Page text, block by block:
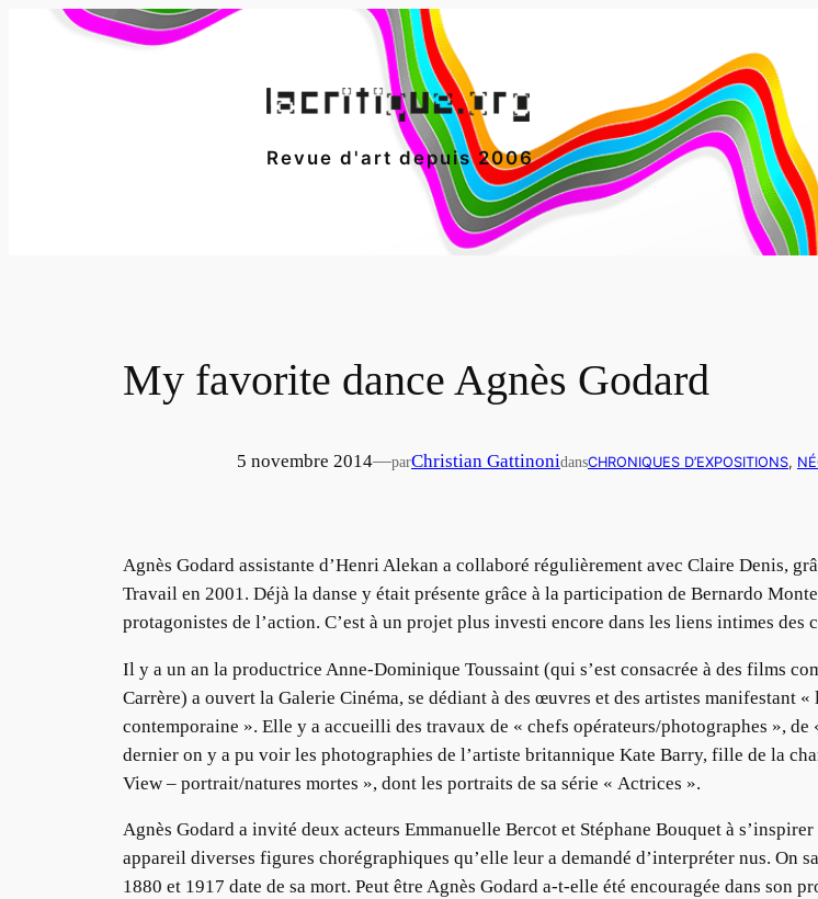
Revue d'art depuis 2006
My favorite dance Agnès Godard
5 novembre 2014—parChristian GattinonidansCHRONIQUES D’EXPOSITIONS,
Agnès Godard assistante d’Henri Alekan a collaboré régulièrement avec Claire Denis,
Travail en 2001. Déjà la danse y était présente grâce à la participation de Bernardo
protagonistes de l’action. C’est à un projet plus investi encore dans les liens intimes des
Il y a un an la productrice Anne-Dominique Toussaint (qui s’est consacrée à des films
Carrère) a ouvert la Galerie Cinéma, se dédiant à des œuvres et des artistes manifestant
contemporaine ». Elle y a accueilli des travaux de « chefs opérateurs/photographes », de
dernier on y a pu voir les photographies de l’artiste britannique Kate Barry, fille de la
View – portrait/natures mortes », dont les portraits de sa série « Actrices ».
Agnès Godard a invité deux acteurs Emmanuelle Bercot et Stéphane Bouquet à
appareil diverses figures chorégraphiques qu’elle leur a demandé d’interpréter nus. On
1880 et 1917 date de sa mort. Peut être Agnès Godard a-t-elle été encouragée dans son